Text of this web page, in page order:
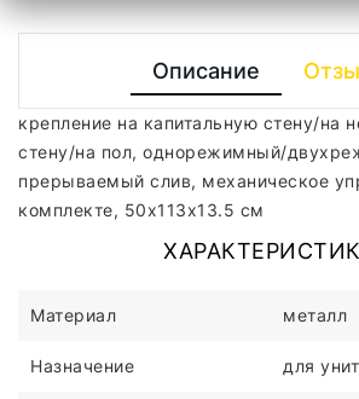
Описание
крепление на капитальную стену/на
стену/на пол, однорежимный/
прерываемый слив, механическое
комплекте, 50x113x13.5 см
Материал металл
Назначение для